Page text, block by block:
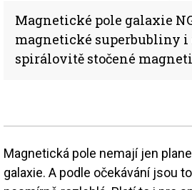
Magnetické pole galaxie
magnetické superbubliny i
spirálovitě stočené
Magnetická pole nemají jen
galaxie. A podle očekávání jsou